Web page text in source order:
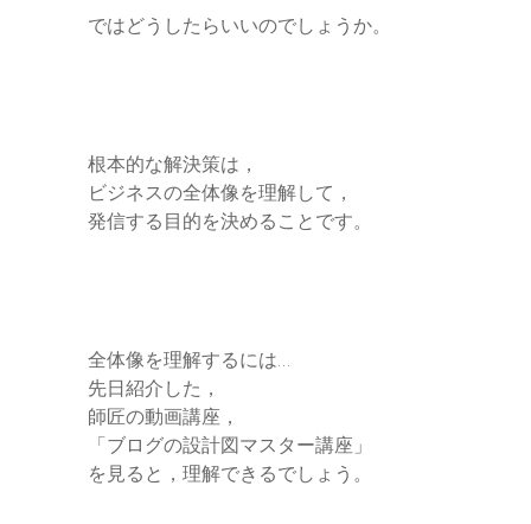
ではどうしたらいいのでしょうか。
根本的な解決策は，
ビジネスの全体像を理解して，
発信する目的を決めることです。
全体像を理解するには…
先日紹介した，
師匠の動画講座，
「ブログの設計図マスター講座」
を見ると，理解できるでしょう。